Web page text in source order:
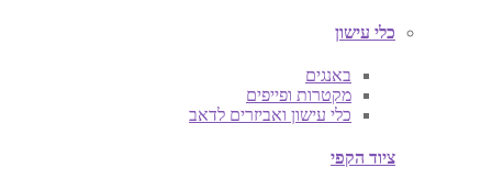
כלי עישון
באנגים
מקטרות ופייפים
כלי עישון ואביזרים לדאב
ציוד הקפי